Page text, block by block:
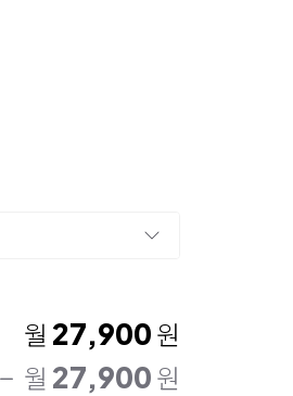
월 27,900 원
월 27,900 원